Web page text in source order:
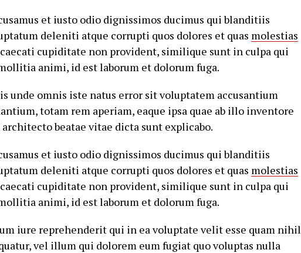
et iusto odio dignissimos ducimus qui blanditiis
deleniti atque corrupti quos dolores et quas molestias
cupiditate non provident, similique sunt in culpa qui
animi, id est laborum et dolorum fuga.
unde omnis iste natus error sit voluptatem accusantium
totam rem aperiam, eaque ipsa quae ab illo inventore
beatae vitae dicta sunt explicabo.
et iusto odio dignissimos ducimus qui blanditiis
deleniti atque corrupti quos dolores et quas molestias
cupiditate non provident, similique sunt in culpa qui
animi, id est laborum et dolorum fuga.
iure reprehenderit qui in ea voluptate velit esse quam nihil
vel illum qui dolorem eum fugiat quo voluptas nulla